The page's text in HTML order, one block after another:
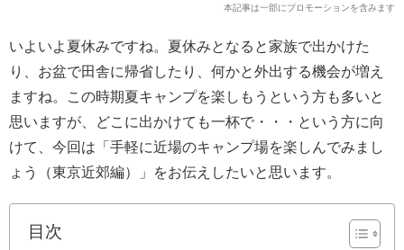
本記事は一部にプロモーションを含みます
いよいよ夏休みですね。夏休みとなると家族で出かけた
り、お盆で田舎に帰省したり、何かと外出する機会が増え
ますね。この時期夏キャンプを楽しもうという方も多いと
思いますが、どこに出かけても一杯で・・・という方に向
けて、今回は「手軽に近場のキャンプ場を楽しんでみまし
ょう（東京近郊編）」をお伝えしたいと思います。
目次